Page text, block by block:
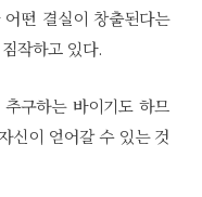
떤 결실이 창출된다는
작하고 있다.
구하는 바이기도 하므
신이 얻어갈 수 있는 것